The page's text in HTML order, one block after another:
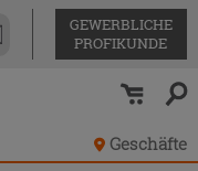
GEWERBLICHE
PROFIKUNDE
Geschäfte